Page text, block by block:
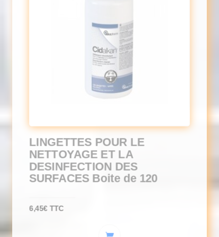
LINGETTES POUR LE
NETTOYAGE ET LA
DESINFECTION DES
SURFACES Boite de 120
6,45€ TTC